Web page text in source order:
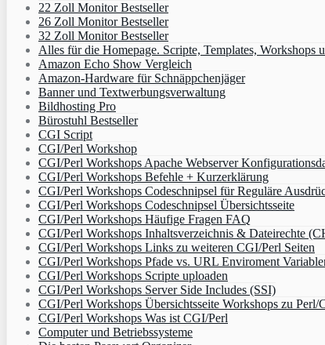
22 Zoll Monitor Bestseller
26 Zoll Monitor Bestseller
32 Zoll Monitor Bestseller
Alles für die Homepage. Scripte, Templates, Workshops
Amazon Echo Show Vergleich
Amazon-Hardware für Schnäppchenjäger
Banner und Textwerbungsverwaltung
Bildhosting Pro
Bürostuhl Bestseller
CGI Script
CGI/Perl Workshop
CGI/Perl Workshops Apache Webserver
CGI/Perl Workshops Befehle + Kurzerklärung
CGI/Perl Workshops Codeschnipsel für Reguläre
CGI/Perl Workshops Codeschnipsel Übersichtsseite
CGI/Perl Workshops Häufige Fragen FAQ
CGI/Perl Workshops Inhaltsverzeichnis & Dateirechte
CGI/Perl Workshops Links zu weiteren CGI/Perl Seiten
CGI/Perl Workshops Pfade vs. URL Enviroment
CGI/Perl Workshops Scripte uploaden
CGI/Perl Workshops Server Side Includes (SSI)
CGI/Perl Workshops Übersichtsseite Workshops zu Perl/
CGI/Perl Workshops Was ist CGI/Perl
Computer und Betriebssysteme